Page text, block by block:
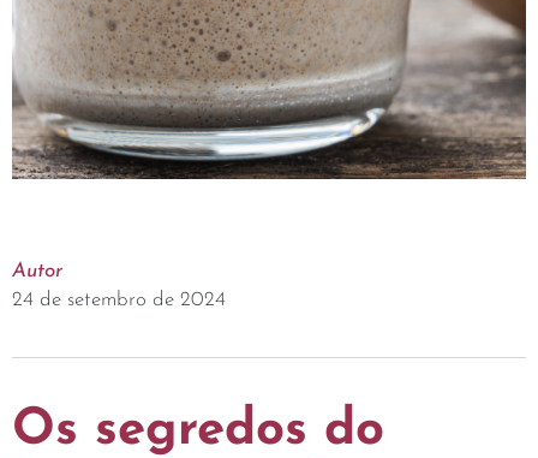
Autor
24 de setembro de 2024
Os segredos do